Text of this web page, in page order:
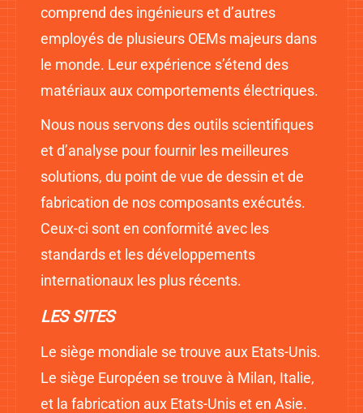
comprend des ingénieurs et d’autres
employés de plusieurs OEMs majeurs dans
le monde. Leur expérience s’étend des
matériaux aux comportements électriques.
Nous nous servons des outils scientifiques
et d’analyse pour fournir les meilleures
solutions, du point de vue de dessin et de
fabrication de nos composants exécutés.
Ceux-ci sont en conformité avec les
standards et les développements
internationaux les plus récents.
LES SITES
Le siège mondiale se trouve aux Etats-Unis.
Le siège Européen se trouve à Milan, Italie,
et la fabrication aux Etats-Unis et en Asie.